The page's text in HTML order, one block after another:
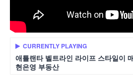
CURRENTLY PLAYING
애틀랜타 벨트라인 라이프 스타일이
현은영 부동산